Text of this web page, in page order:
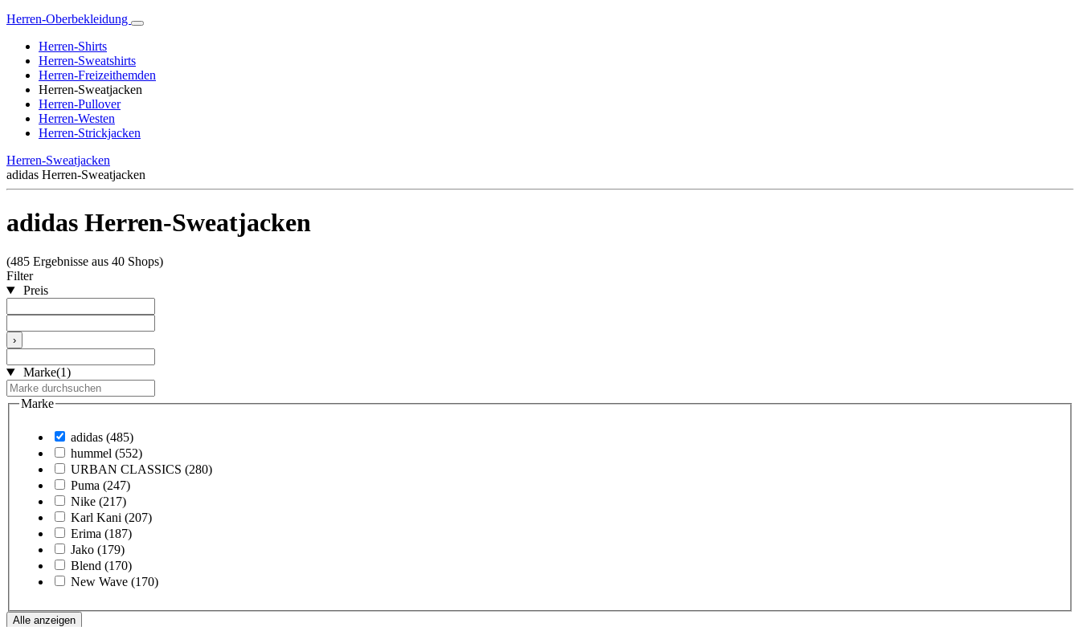
Herren-Oberbekleidung
Herren-Shirts
Herren-Sweatshirts
Herren-Freizeithemden
Herren-Sweatjacken
Herren-Pullover
Herren-Westen
Herren-Strickjacken
Herren-Sweatjacken
adidas Herren-Sweatjacken
adidas Herren-Sweatjacken
(485 Ergebnisse aus 40 Shops)
Filter
Preis
›
Marke(1)
Marke
adidas (485)
hummel (552)
URBAN CLASSICS (280)
Puma (247)
Nike (217)
Karl Kani (207)
Erima (187)
Jako (179)
Blend (170)
New Wave (170)
Alle anzeigen